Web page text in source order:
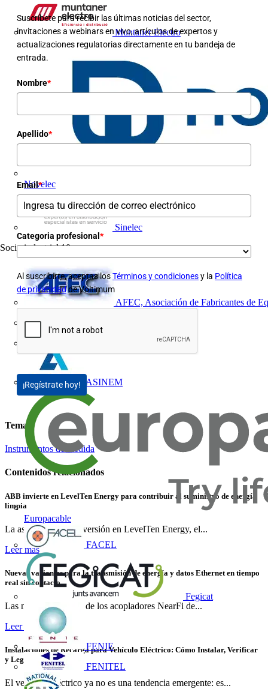
Muntaner Electro
Novelec
Sinelec
Socio industrial 10
AFEC, Asociación de Fabricantes de
ASINEM
Europacable
FACEL
Fegicat
FENIE
FENITEL
Suscríbete para recibir las últimas noticias del sector,
invitaciones a webinars en vivo, artículos de expertos y
actualizaciones regulatorias directamente en tu bandeja de
entrada.
Nombre*
Apellido*
Email*
Categoria profesional *
Al suscribirte, aceptas losTérminos y condicionesy la Política
de privacidadde Voltimum
¡Regístrate hoy!
Temas
Instrumentos de medida
Contenidos relacionados
ABB invierte en LevelTen Energy para contribuir al suministro de energía
limpia
La asociación y la inversión en LevelTen Energy, el...
Leer más
Nuevas variantes para la transmisión de energía y datos Ethernet en tiempo
real sin contacto
Las nuevas variantes de los acopladores NearFi de...
Leer más
Instalaciones de Recarga para Vehículo Eléctrico: Cómo Instalar, Verificar
y Legalizar con Éxito
El vehículo eléctrico ya no es una tendencia emergente: es...